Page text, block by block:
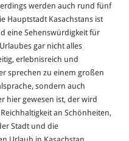
werden auch rund fünf
Hauptstadt Kasachstans ist
eine Sehenswürdigkeit für
gar nicht alles
erlebnisreich und
sprechen zu einem großen
sondern auch
hier gewesen ist, der wird
an Schönheiten,
Stadt und die